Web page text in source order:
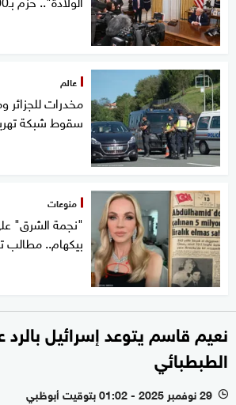
عالم
مخدرات للجزائر
سقوط شبكة
منوعات
"نجمة الشرق"
بيكهام.. مطالب
نعيم قاسم يتوعد إسرائيل بالرد
الطبطبائي
l 29 نوفمبر 2025 - 01:02 بتوقيت أبوظبي